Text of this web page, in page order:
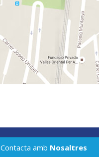
Contacta amb Nosaltres